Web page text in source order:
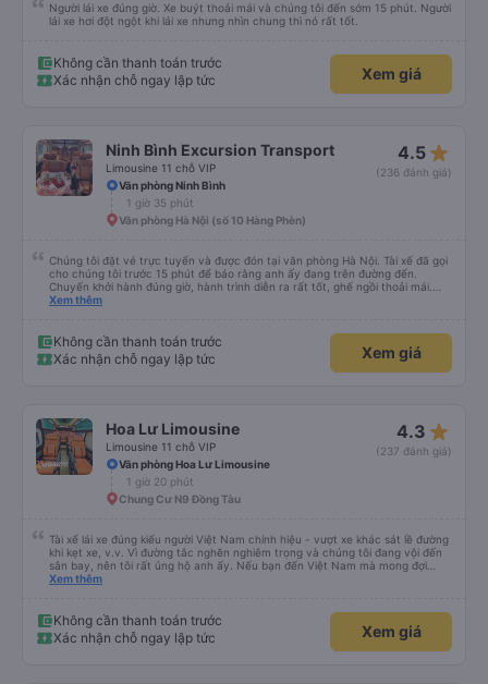
Người lái xe đúng giờ. Xe buýt thoải mái và chúng tôi đến sớm 15 phút. Người
lái xe hơi đột ngột khi lái xe nhưng nhìn chung thì nó rất tốt.
Không cần thanh toán trước
Xác nhận chỗ ngay lập tức
Xem giá
Ninh Bình Excursion Transport
Limousine 11 chỗ VIP
4.5 star_rate
(236 đánh giá)
Văn phòng Ninh Bình
1 giờ 35 phút
Văn phòng Hà Nội (số 10 Hàng Phèn)
Chúng tôi đặt vé trực tuyến và được đón tại văn phòng Hà Nội. Tài xế đã gọi
cho chúng tôi trước 15 phút để báo rằng anh ấy đang trên đường đến.
Chuyến khởi hành đúng giờ, hành trình diễn ra rất tốt, ghế ngồi thoải mái.
Chúng tôi đã chọn trả khách ở Tam Cốc khi đặt xe trực tuyến, tài xế đã trả
Xem thêm
Không cần thanh toán trước
Xác nhận chỗ ngay lập tức
Xem giá
Hoa Lư Limousine
Limousine 11 chỗ VIP
4.3 star_rate
(237 đánh giá)
Văn phòng Hoa Lư Limousine
1 giờ 20 phút
Chung Cư N9 Đồng Tàu
Tài xế lái xe đúng kiểu người Việt Nam chính hiệu - vượt xe khác sát lề đường
khi kẹt xe, v.v. Vì đường tắc nghẽn nghiêm trọng và chúng tôi đang vội đến
sân bay, nên tôi rất ủng hộ anh ấy. Nếu bạn đến Việt Nam mà mong đợi
người ta lái xe như ở châu Âu, thì hãy đến nơi khác.
Xem thêm
Không cần thanh toán trước
Xác nhận chỗ ngay lập tức
Xem giá